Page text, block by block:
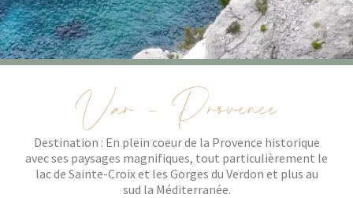
Var - Provence
Destination : En plein coeur de la Provence historique
avec ses paysages magnifiques, tout particulièrement le
lac de Sainte-Croix et les Gorges du Verdon et plus au
sud la Méditerranée.